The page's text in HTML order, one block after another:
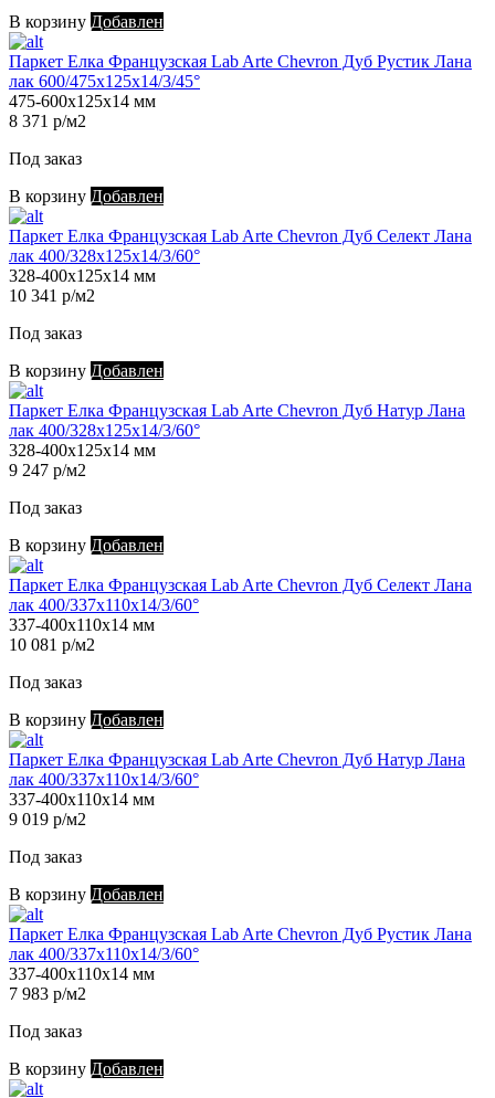
В корзину Добавлен
Паркет Елка Французская Lab Arte Chevron Дуб Рустик Лана
лак 600/475х125х14/3/45°
475-600х125х14 мм
8 371 р/м2
Под заказ
В корзину Добавлен
Паркет Елка Французская Lab Arte Chevron Дуб Селект Лана
лак 400/328х125х14/3/60°
328-400х125х14 мм
10 341 р/м2
Под заказ
В корзину Добавлен
Паркет Елка Французская Lab Arte Chevron Дуб Натур Лана
лак 400/328х125х14/3/60°
328-400х125х14 мм
9 247 р/м2
Под заказ
В корзину Добавлен
Паркет Елка Французская Lab Arte Chevron Дуб Селект Лана
лак 400/337х110х14/3/60°
337-400х110х14 мм
10 081 р/м2
Под заказ
В корзину Добавлен
Паркет Елка Французская Lab Arte Chevron Дуб Натур Лана
лак 400/337х110х14/3/60°
337-400х110х14 мм
9 019 р/м2
Под заказ
В корзину Добавлен
Паркет Елка Французская Lab Arte Chevron Дуб Рустик Лана
лак 400/337х110х14/3/60°
337-400х110х14 мм
7 983 р/м2
Под заказ
В корзину Добавлен